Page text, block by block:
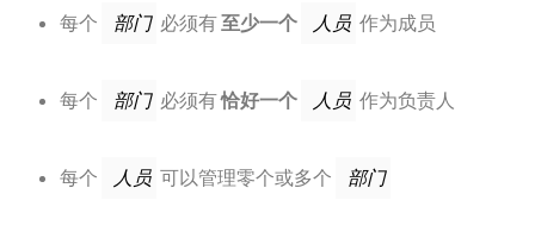
每个 部门 必须有至少一个 人员 作为成员
每个 部门 必须有恰好一个 人员 作为负责人
每个 人员 可以管理零个或多个 部门